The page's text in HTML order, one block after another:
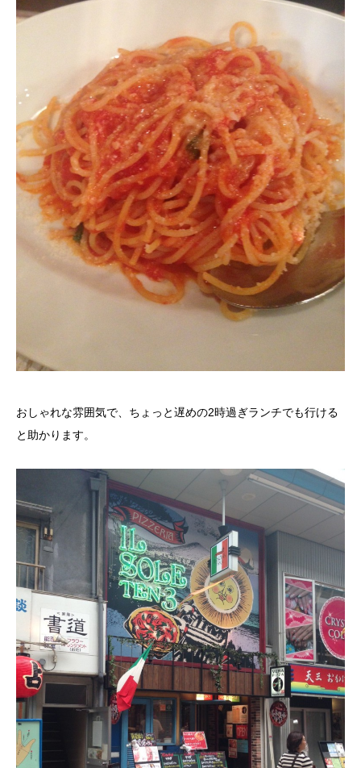
おしゃれな雰囲気で、ちょっと遅めの2時過ぎランチでも行ける
と助かります。